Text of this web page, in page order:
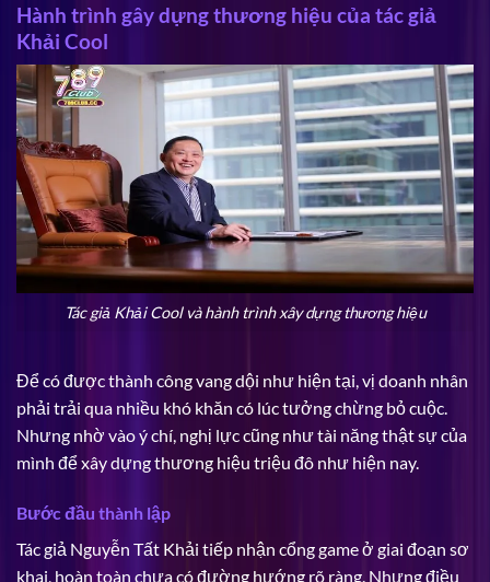
Hành trình gây dựng thương hiệu của tác giả
Khải Cool
Tác giả Khải Cool và hành trình xây dựng thương hiệu
Để có được thành công vang dội như hiện tại, vị doanh nhân
phải trải qua nhiều khó khăn có lúc tưởng chừng bỏ cuộc.
Nhưng nhờ vào ý chí, nghị lực cũng như tài năng thật sự của
mình để xây dựng thương hiệu triệu đô như hiện nay.
Bước đầu thành lập
Tác giả Nguyễn Tất Khải tiếp nhận cổng game ở giai đoạn sơ
khai, hoàn toàn chưa có đường hướng rõ ràng. Nhưng điều